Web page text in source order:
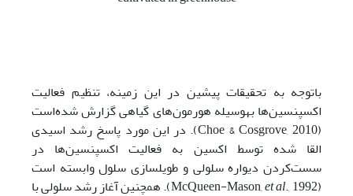
باتوجه به تحقیقات پیشین در این زمینه، تنظیم فعالیت
اکسپنسین‌ها به­وسیله هورمون‌های گیاهی گزارش شده‌است
(Choe & Cosgrove, 2010). در این مورد پاسخ رشد اسیدی
القا شده توسط اکسین به فعالیت اکسپنسین‌ها در
سست‌کردن دیواره سلولی و طویل­سازی سلول وابسته است
(McQueen-Mason,
et al
., 1992). همچنین آغاز رشد سلولی با